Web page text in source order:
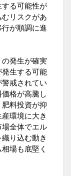
る可能性が
リスクがあ
が順調に進
発生が確実
生する可能
戒されてい
格が高騰し
料投資が抑
環境に大き
全体でエル
り込む動き
場も底堅く